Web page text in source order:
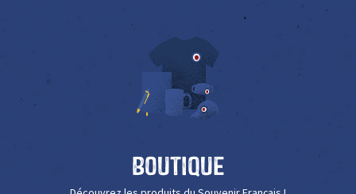
Boutique